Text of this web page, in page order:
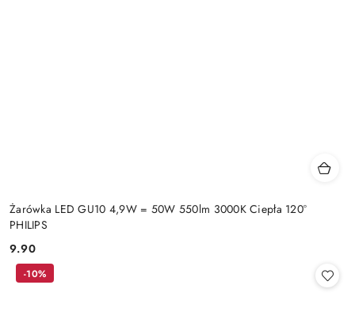
Żarówka LED GU10 4,9W = 50W 550lm 3000K Ciepła 120°
PHILIPS
Cena:
9.90
-10%